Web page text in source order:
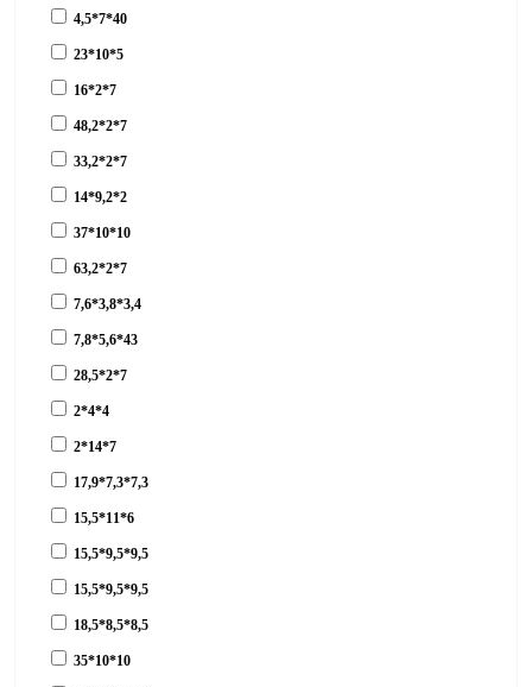
4,5*7*40
23*10*5
16*2*7
48,2*2*7
33,2*2*7
14*9,2*2
37*10*10
63,2*2*7
7,6*3,8*3,4
7,8*5,6*43
28,5*2*7
2*4*4
2*14*7
17,9*7,3*7,3
15,5*11*6
15,5*9,5*9,5
15,5*9,5*9,5
18,5*8,5*8,5
35*10*10